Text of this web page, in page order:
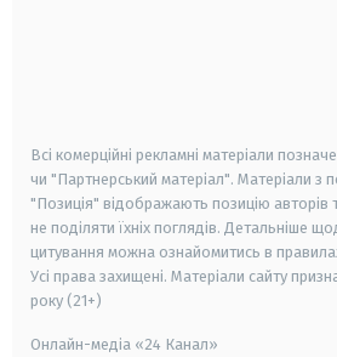
Всі комерційні рекламні матеріали
чи "Партнерський матеріал". Матеріали з
"Позиція" відображають позицію авторів
не поділяти їхніх поглядів. Детальніше
цитування можна ознайомитись в
Усі права захищені. Матеріали сайту
року (21+)
Онлайн-медіа «24 Канал»